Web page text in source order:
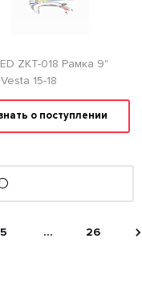
ZKT-018 Рамка 9"
15-18
о поступлении
5 ... 26